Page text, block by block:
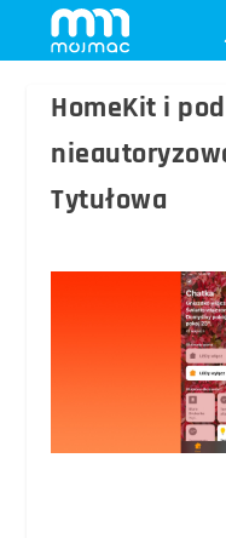
HomeKit i
Tytułowa